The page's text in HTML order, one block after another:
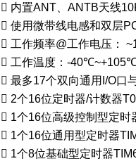
 内置ANT 、ANTB天线
使用微带线电感和双层
 工作频率@工作电压：
 工作温度：-40℃~+105
最多17个双向通用 I/O口
 2个16位定时器/计数器
 1个16位高级控制型定时
 1个16位通用型定时器
 1个8位基础型定时器